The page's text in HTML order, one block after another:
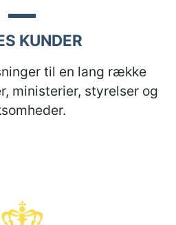
KUNDER
til en lang række
ministerier, styrelser og